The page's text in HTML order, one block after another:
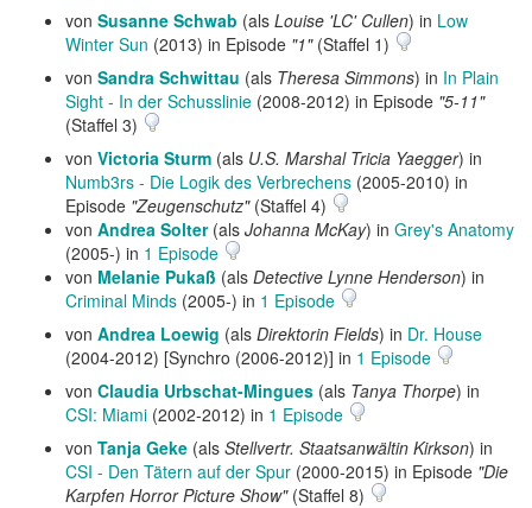
von Susanne Schwab (als Louise 'LC' Cullen) in Low
Winter Sun (2013) in Episode "1"(Staffel 1)
von Sandra Schwittau (als Theresa Simmons) in In Plain
Sight - In der Schusslinie (2008-2012) in Episode "5-11"
(Staffel 3)
von Victoria Sturm (als U.S. Marshal Tricia Yaegger) in
Numb3rs - Die Logik des Verbrechens (2005-2010) in
Episode "Zeugenschutz"(Staffel 4)
von Andrea Solter(als Johanna McKay) in Grey's Anatomy
(2005-) in 1 Episode
von Melanie Pukaß (als Detective Lynne Henderson) in
Criminal Minds (2005-) in 1 Episode
von Andrea Loewig (als Direktorin Fields) in Dr. House
(2004-2012) [Synchro (2006-2012)] in 1 Episode
von Claudia Urbschat-Mingues (als Tanya Thorpe) in
CSI: Miami (2002-2012) in 1 Episode
von Tanja Geke (als Stellvertr. Staatsanwältin Kirkson) in
CSI - Den Tätern auf der Spur (2000-2015) in Episode "Die
Karpfen Horror Picture Show"(Staffel 8)